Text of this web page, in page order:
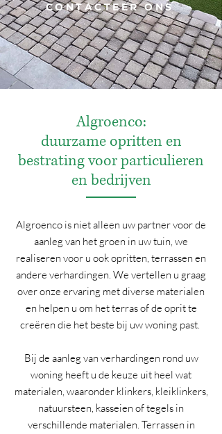
CONTACTEER ONS
Algroenco:
duurzame opritten en
bestrating voor particulieren
en bedrijven
Algroenco is niet alleen uw partner voor de
aanleg van het groen in uw tuin, we
realiseren voor u ook opritten, terrassen en
andere verhardingen. We vertellen u graag
over onze ervaring met diverse materialen
en helpen u om het terras of de oprit te
creëren die het beste bij uw woning past.
Bij de aanleg van verhardingen rond uw
woning heeft u de keuze uit heel wat
materialen, waaronder klinkers, kleiklinkers,
natuursteen, kasseien of tegels in
verschillende materialen. Terrassen in